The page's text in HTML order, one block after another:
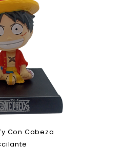
Con Cabeza